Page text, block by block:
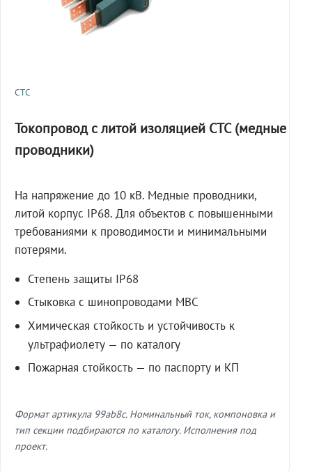
СТС
Токопровод с литой изоляцией СТС (медные
проводники)
На напряжение до 10 кВ. Медные проводники,
литой корпус IP68. Для объектов с повышенными
требованиями к проводимости и минимальными
потерями.
Степень защиты IP68
Стыковка с шинопроводами МВС
Химическая стойкость и устойчивость к
ультрафиолету — по каталогу
Пожарная стойкость — по паспорту и КП
Формат артикула 99ab8c. Номинальный ток, компоновка и
тип секции подбираются по каталогу. Исполнения под
проект.